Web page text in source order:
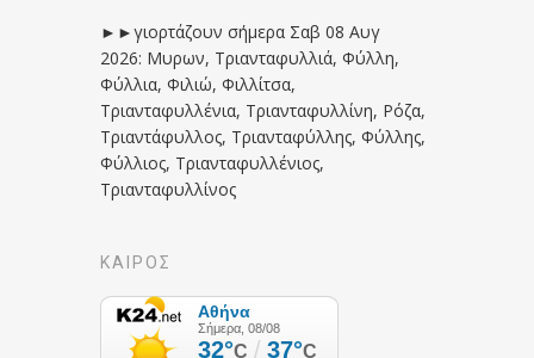
►►γιορτάζουν σήμερα Σαβ 08 Αυγ
2026: Μυρων, Τριανταφυλλιά, Φύλλη,
Φύλλια, Φιλιώ, Φιλλίτσα,
Τριανταφυλλένια, Τριανταφυλλίνη, Ρόζα,
Τριαντάφυλλος, Τριανταφύλλης, Φύλλης,
Φύλλιος, Τριανταφυλλένιος,
Τριανταφυλλίνος
ΚΑΙΡΟΣ